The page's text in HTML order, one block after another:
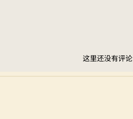
这里还没有评论